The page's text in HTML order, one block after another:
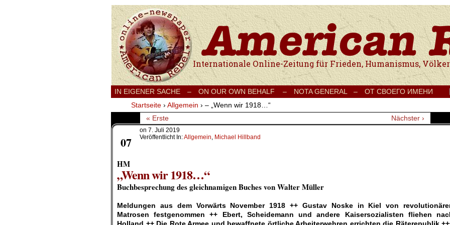
Internationale Onlinezeitung für Frieden, Humanismus, Völkerverständigung und
IN EIGENER SACHE – ON OUR OWN BEHALF – NOTA GENERAL – ОТ СВОЕГО ИМЕНИ
Startseite › Allgemein › – „Wenn wir 1918…“
« Erste
Nächster ›
07
on 7. Juli 2019
Veröffentlicht In:Allgemein, Michael Hillband
HM
„Wenn wir 1918…“
Buchbesprechung des gleichnamigen Buches von Walter Müller
Meldungen aus dem Vorwärts November 1918 ++ Gustav Noske in Kiel von
Matrosen festgenommen ++ Ebert, Scheidemann und andere Kaisersozialisten fliehen